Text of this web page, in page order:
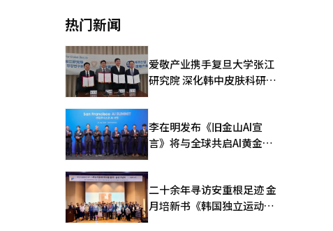
热门新闻
爱敬产业携手复旦大学张江
研究院 深化韩中皮肤科研合
李在明发布《旧金山AI宣
言》将与全球共启AI黄金时
二十余年寻访安重根足迹 金
月培新书《韩国独立运动圣